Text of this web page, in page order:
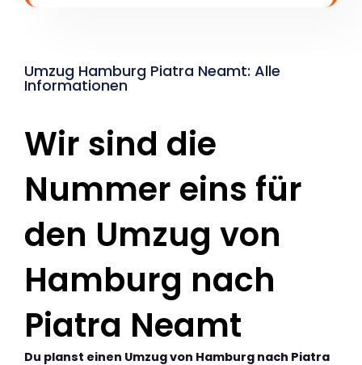
Umzug Hamburg Piatra Neamt: Alle
Informationen
Wir sind die
Nummer eins für
den Umzug von
Hamburg nach
Piatra Neamt
Du planst einen Umzug von Hamburg nach Piatra